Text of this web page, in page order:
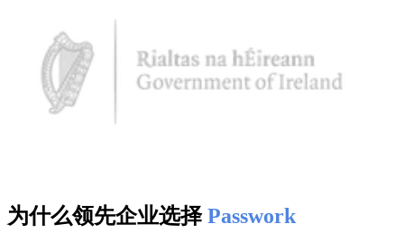
为什么领先企业选择Passwork